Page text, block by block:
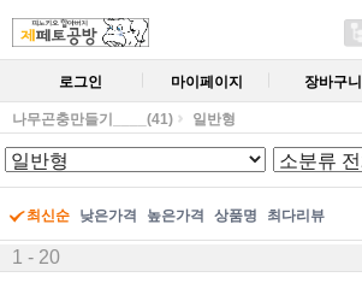
로그인 마이페이지 장바구니
나무곤충만들기____(41) 일반형
최신순 낮은가격 높은가격 상품명 최다리뷰
1 - 20